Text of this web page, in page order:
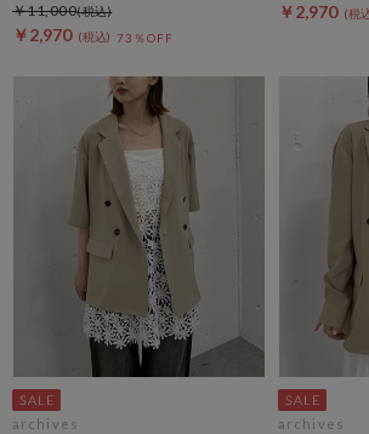
￥2,970 73％OFF
￥11,000 ￥2,970
archives archives